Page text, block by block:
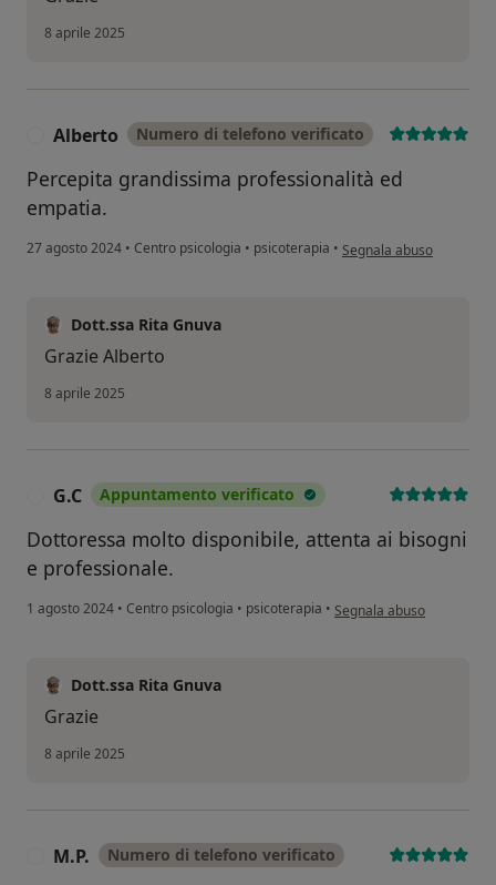
8 aprile 2025
Alberto Numero di telefono verificato
Percepita grandissima professionalità ed
empatia.
27 agosto 2024 • Centro psicologia • psicoterapia • secondo l'opinione
Segnala abuso
Dott.ssa Rita Gnuva
Grazie Alberto
8 aprile 2025
G.C Appuntamento verificato
Dottoressa molto disponibile, attenta ai bisogni
e professionale.
1 agosto 2024 • Centro psicologia • psicoterapia • secondo l'opinione
Segnala abuso
Dott.ssa Rita Gnuva
Grazie
8 aprile 2025
M.P. Numero di telefono verificato